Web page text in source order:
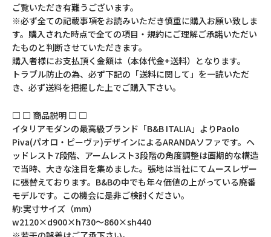
ご覧いただき有難うございます。
※必ず全ての記載事項をお読みいただき慎重に購入お願い致しま
す。購入された時点で全ての項目・規約にご理解ご承諾いただい
たものと判断させていただきます。
購入者様にお支払頂く金額は（本体代金+送料）となります。
トラブル防止の為、必ず下記の「送料に関して」を一読いただ
き、必ず送料を把握した上でご購入下さい。
□ □ 商品説明 □ □
イタリアモダンの最高級ブランド「B&B ITALIA」よりPaolo
Piva(パオロ・ピーヴァ)デザインによるARANDAソファです。ヘ
ッドレスト7段階、アームレスト3段階の角度調整は画期的な構造
で当時、大きな注目を集めました。張地は当社にてムースレザー
に張替えております。B&Bの中でも年々価値の上がっている廃番
モデルです。この機会に是非ご検討ください。
約:実寸サイズ（mm）
w2120×d900×h730〜860×sh440